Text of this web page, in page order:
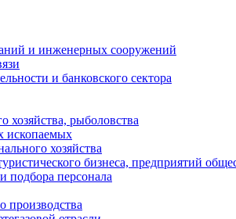
и инженерных сооружений
и банковского сектора
хозяйства, рыболовства
ископаемых
хозяйства
бизнеса, предприятий
подбора персонала
производства